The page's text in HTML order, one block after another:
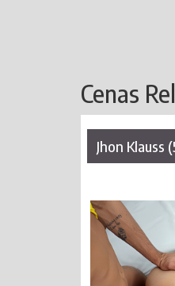
Cenas
Jhon Klauss